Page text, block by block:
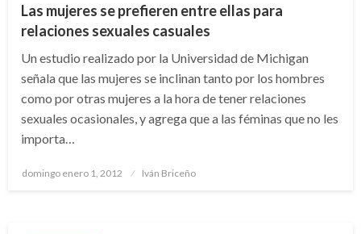
Las mujeres se prefieren entre ellas para
relaciones sexuales casuales
Un estudio realizado por la Universidad de Michigan
señala que las mujeres se inclinan tanto por los hombres
como por otras mujeres a la hora de tener relaciones
sexuales ocasionales, y agrega que a las féminas que no les
importa…
Publicado
domingo enero 1, 2012 Iván Briceño